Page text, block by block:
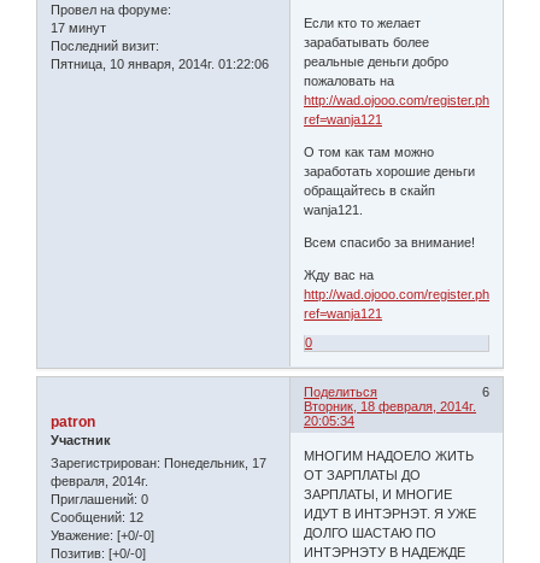
Провел на форуме:
17 минут
Последний визит:
Пятница, 10 января, 2014г. 01:22:06
Если кто то желает
зарабатывать более
реальные деньги добро
пожаловать на
http://wad.ojooo.com/register.php?
ref=wanja121
О том как там можно
заработать хорошие деньги
обращайтесь в скайп
wanja121.
Всем спасибо за внимание!
Жду вас на
http://wad.ojooo.com/register.php?
ref=wanja121
0
Поделиться
6
Вторник, 18 февраля, 2014г.
20:05:34
patron
Участник
Зарегистрирован: Понедельник, 17
февраля, 2014г.
Приглашений: 0
Сообщений: 12
Уважение: [+0/-0]
Позитив: [+0/-0]
МНОГИМ НАДОЕЛО ЖИТЬ
ОТ ЗАРПЛАТЫ ДО
ЗАРПЛАТЫ, И МНОГИЕ
ИДУТ В ИНТЭРНЭТ. Я УЖЕ
ДОЛГО ШАСТАЮ ПО
ИНТЭРНЭТУ В НАДЕЖДЕ